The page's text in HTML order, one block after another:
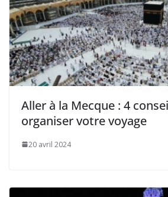
Aller à la Mecque : 4
organiser votre voyage
20 avril 2024